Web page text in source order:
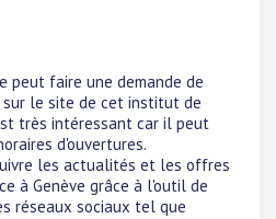
peut faire une demande de
le site de cet institut de
très intéressant car il peut
d'ouvertures.
les actualités et les offres
à Genève grâce à l'outil de
réseaux sociaux tel que